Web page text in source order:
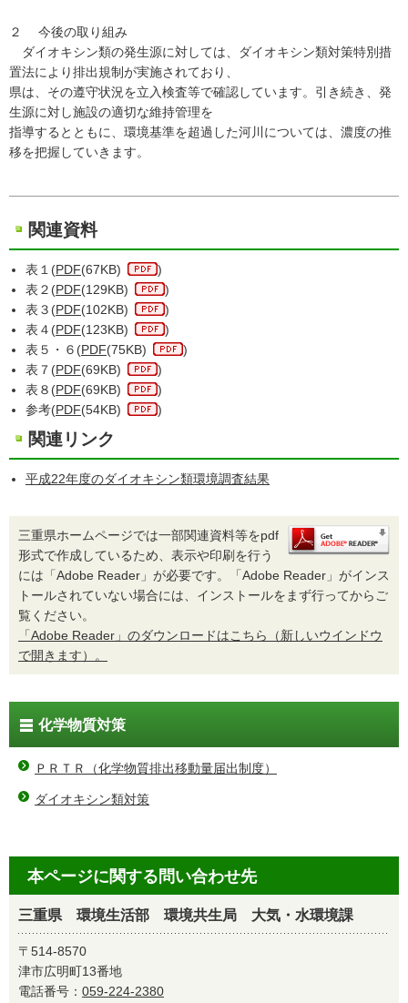
２ 今後の取り組み
ダイオキシン類の発生源に対しては、ダイオキシン類対策特別措
置法により排出規制が実施されており、
県は、その遵守状況を立入検査等で確認しています。引き続き、発
生源に対し施設の適切な維持管理を
指導するとともに、環境基準を超過した河川については、濃度の推
移を把握していきます。
関連資料
表１(PDF(67KB)
)
表２(PDF(129KB)
)
表３(PDF(102KB)
)
表４(PDF(123KB)
)
表５・６(PDF(75KB)
)
表７(PDF(69KB)
)
表８(PDF(69KB)
)
参考(PDF(54KB) )
関連リンク
平成22年度のダイオキシン類環境調査結果
三重県ホームページでは一部関連資料等をpdf
形式で作成しているため、表示や印刷を行う
には「Adobe Reader」が必要です。「Adobe Reader」がインス
トールされていない場合には、インストールをまず行ってからご
覧ください。
「Adobe Reader」のダウンロードはこちら（新しいウインドウ
で開きます）。
化学物質対策
ＰＲＴＲ（化学物質排出移動量届出制度）
ダイオキシン類対策
本ページに関する問い合わせ先
三重県 環境生活部 環境共生局 大気・水環境課
〒514-8570
津市広明町13番地
電話番号： 059-224-2380